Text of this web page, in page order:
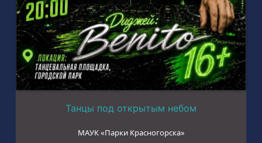
Танцы под открытым небом
МАУК «Парки Красногорска»